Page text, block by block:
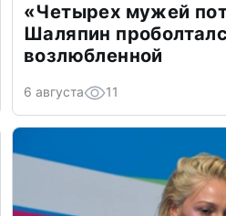
«Четырех мужей
Шаляпин
возлюбленной
6 августа 11